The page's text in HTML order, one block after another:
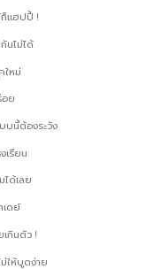
ก็แฮปปี้ !
นไม่ได้
ใหม่
อย
บนี้ต้องระวัง
เรียน
ได้เลย
เดย์
เกินตัว !
ให้บูดง่าย